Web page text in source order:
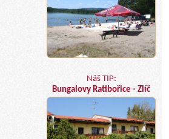
Náš TIP:
Bungalovy Ratibořice - Zlíč